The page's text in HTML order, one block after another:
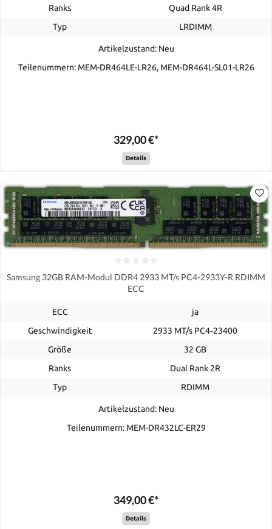
Ranks
Quad Rank 4R
Typ
LRDIMM
Artikelzustand: Neu
Teilenummern: MEM-DR464LE-LR26, MEM-DR464L-SL01-LR26
329,00 €*
Details
Samsung 32GB RAM-Modul DDR4 2933 MT/s PC4-2933Y-R RDIMM
ECC
ECC
ja
Geschwindigkeit
2933 MT/s PC4‑23400
Größe
32 GB
Ranks
Dual Rank 2R
Typ
RDIMM
Artikelzustand: Neu
Teilenummern: MEM-DR432LC-ER29
349,00 €*
Details